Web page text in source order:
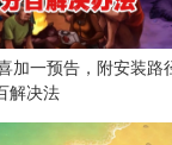
加一预告，附安装路
解决法